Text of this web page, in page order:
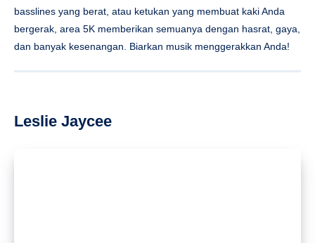
basslines yang berat, atau ketukan yang membuat kaki Anda
bergerak, area 5K memberikan semuanya dengan hasrat, gaya,
dan banyak kesenangan. Biarkan musik menggerakkan Anda!
Leslie Jaycee